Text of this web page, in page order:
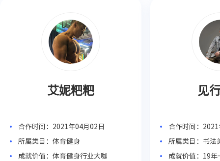
艾妮粑粑
合作时间：2021年04月02日
所属类目：体育健身
成就价值：体育健身行业大咖
见
合作时间：
所属类目：书法
成就价值：19年